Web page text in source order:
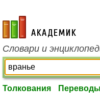
academic.ru
Словари и
Толкования Переводы